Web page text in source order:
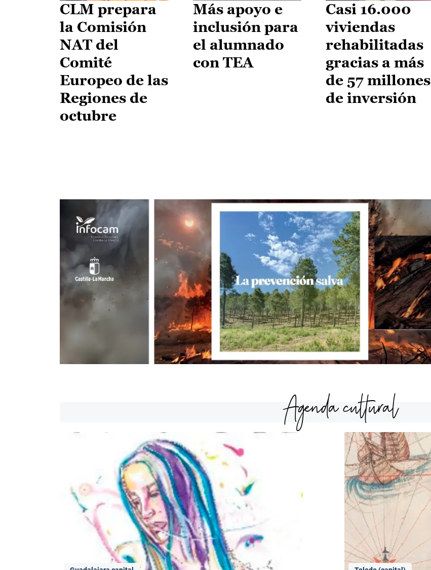
CLM prepara
la Comisión
NAT del
Comité
Europeo de las
Regiones de
octubre
Más apoyo e
inclusión para
el alumnado
con TEA
Casi 16.000
viviendas
rehabilitadas
gracias a más
de 57 millones
de inversión
Agenda cultural